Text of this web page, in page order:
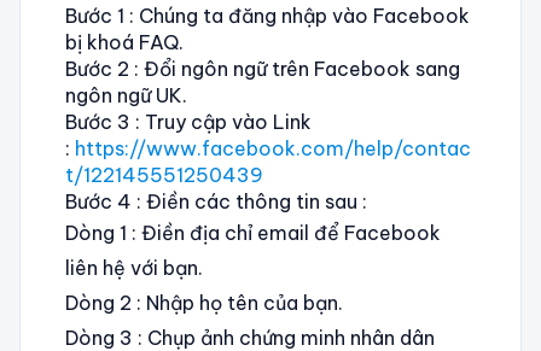
Bước 1 : Chúng ta đăng nhập vào Facebook
bị khoá FAQ.
Bước 2 : Đổi ngôn ngữ trên Facebook sang
ngôn ngữ UK.
Bước 3 : Truy cập vào Link
: https://www.facebook.com/help/contac
t/122145551250439
Bước 4 : Điền các thông tin sau :
Dòng 1 : Điền địa chỉ email để Facebook
liên hệ với bạn.
Dòng 2 : Nhập họ tên của bạn.
Dòng 3 : Chụp ảnh chứng minh nhân dân